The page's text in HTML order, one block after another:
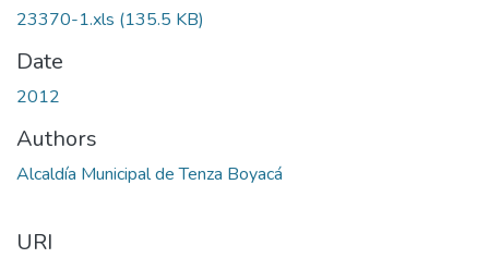
23370-1.xls (135.5 KB)
Date
2012
Authors
Alcaldía Municipal de Tenza Boyacá
URI